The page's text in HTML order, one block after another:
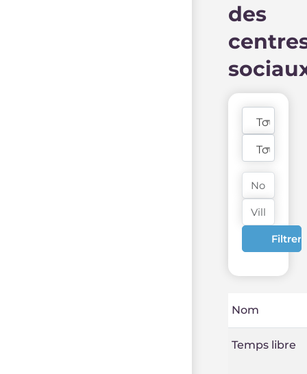
des
Tous les
Toutes
Nom
Temps libre